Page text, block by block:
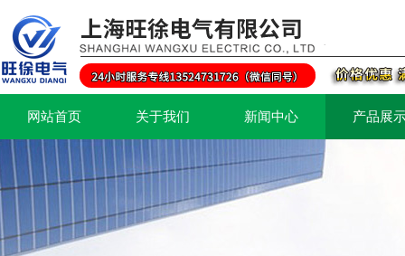
网站首页 关于我们 新闻中心 产品展